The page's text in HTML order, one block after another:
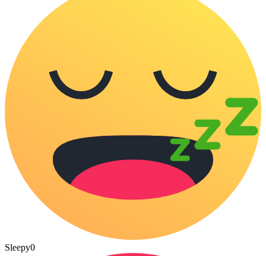
Sleepy0